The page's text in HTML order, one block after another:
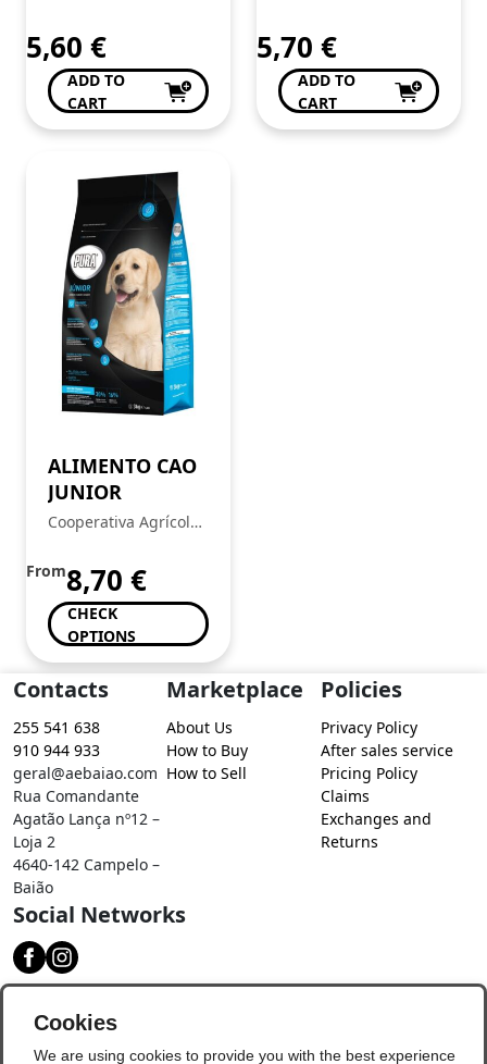
5,60 €
ADD TO
CART
5,70 €
ADD TO
CART
ALIMENTO CAO
JUNIOR
Cooperativa Agrícola
From8,70 €
CHECK
OPTIONS
Contacts
255 541 638
910 944 933
geral@aebaiao.com
Rua Comandante
Agatão Lança nº12 –
Loja 2
4640-142 Campelo –
Baião
Marketplace
About Us
How to Buy
How to Sell
Policies
Privacy Policy
After sales service
Pricing Policy
Claims
Exchanges and
Returns
Social Networks
Cookies
We are using cookies to provide you with the best experience